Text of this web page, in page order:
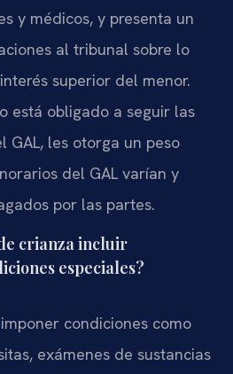
y médicos, y presenta un
al tribunal sobre lo
superior del menor.
está obligado a seguir las
GAL, les otorga un peso
del GAL varían y
por las partes.
crianza incluir
especiales?
condiciones como
exámenes de sustancias